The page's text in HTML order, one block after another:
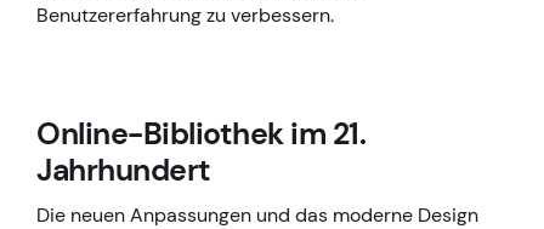
Benutzererfahrung zu verbessern.
Online-Bibliothek im 21.
Jahrhundert
Die neuen Anpassungen und das moderne Design